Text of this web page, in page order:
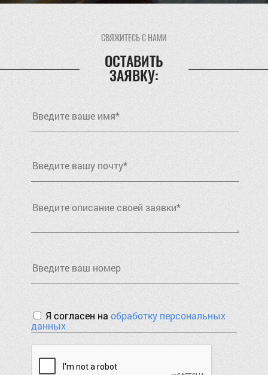
СВЯЖИТЕСЬ С НАМИ
ОСТАВИТЬ
ЗАЯВКУ:
Я согласен наобработку персональных
данных